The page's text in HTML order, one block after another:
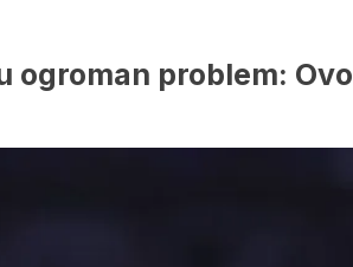
ogroman problem: Ovo